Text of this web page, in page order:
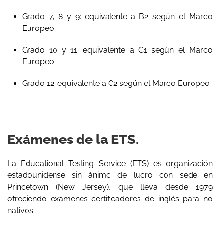
Grado 7, 8 y 9: equivalente a B2 según el Marco
Europeo
Grado 10 y 11: equivalente a C1 según el Marco
Europeo
Grado 12: equivalente a C2 según el Marco Europeo
Exámenes de la ETS.
La Educational Testing Service (ETS) es organización
estadounidense sin ánimo de lucro con sede en
Princetown (New Jersey), que lleva desde 1979
ofreciendo exámenes certificadores de inglés para no
nativos.